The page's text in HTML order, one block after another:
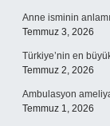
Anne isminin
Temmuz 3, 2026
Türkiye’nin en
Temmuz 2, 2026
Ambulasyon
Temmuz 1, 2026